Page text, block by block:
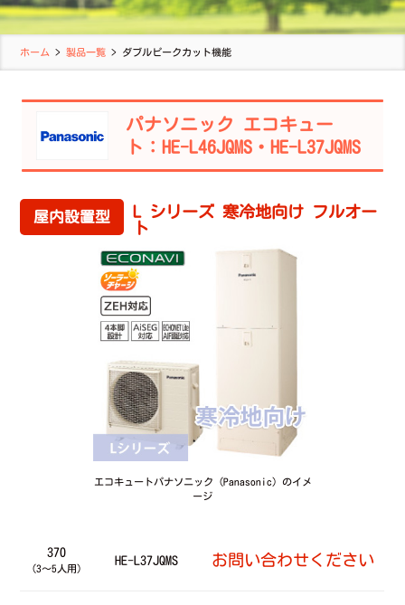
ホーム >製品一覧 > ダブルピークカット機能
パナソニック エコキュー
ト：HE-L46JQMS・HE-L37JQMS
屋内設置型
L シリーズ 寒冷地向け フルオー
ト
エコキュートパナソニック（Panasonic）のイメ
ージ
370
（3～5人用）
HE-L37JQMS お問い合わせください